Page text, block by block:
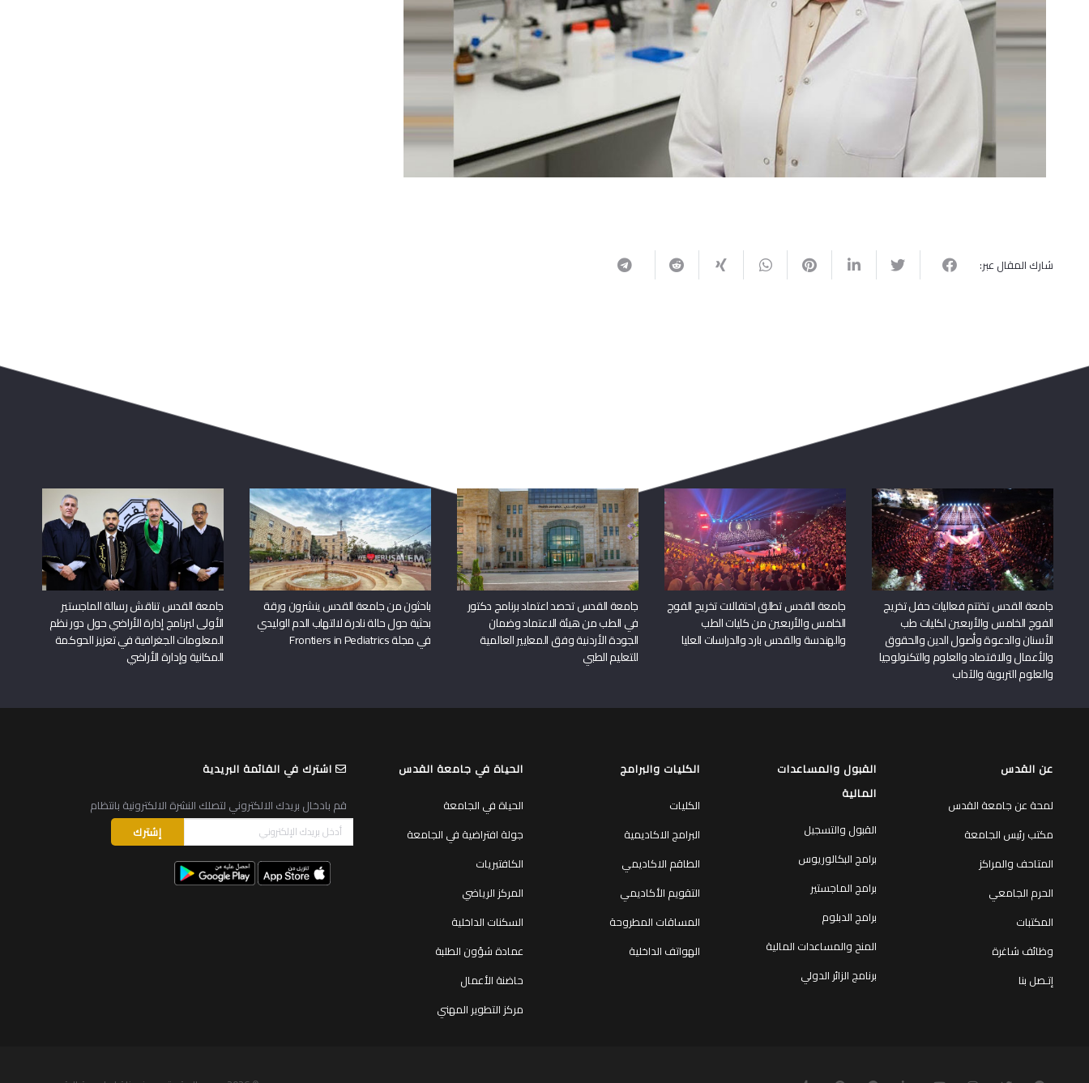
شارك المقال عبر:
جامعة القدس تختتم فعاليات حفل تخريج
الفوج الخامس والأربعين لكليات طب
الأسنان والدعوة وأصول الدين والحقوق
والأعمال والاقتصاد والعلوم والتكنولوجيا
والعلوم التربوية والآداب
جامعة القدس تطلق احتفالات تخريج الفوج
الخامس والأربعين من كليات الطب
والهندسة والقدس بارد والدراسات العليا
جامعة القدس تحصد اعتماد برنامج دكتور
في الطب من هيئة الاعتماد وضمان
الجودة الأردنية وفق المعايير العالمية
للتعليم الطبي
باحثون من جامعة القدس ينشرون ورقة
بحثية حول حالة نادرة لالتهاب الدم الوليدي
في مجلة Frontiers in Pediatrics
جامعة القدس تناقش رسالة الماجستير
الأولى لبرنامج إدارة الأراضي حول دور نظم
المعلومات الجغرافية في تعزيز الحوكمة
المكانية وإدارة الأراضي
عن القدس
لمحة عن جامعة القدس
مكتب رئيس الجامعة
المتاحف والمراكز
الحرم الجامعي
المكتبات
وظائف شاغرة
إتـصل بنا
القبول والمساعدات
المالية
القبول والتسجيل
برامج البكالوريوس
برامج الماجستير
برامج الدبلوم
المنح والمساعدات المالية
برنامج الزائر الدولي
الكليات والبرامج
الكليات
البرامج الاكاديمية
الطاقم الاكاديمي
التقويم الأكاديمي
المساقات المطروحة
الهواتف الداخلية
الحياة في جامعة القدس
الحياة في الجامعة
جولة افتراضية في الجامعة
الكافتيريات
المركز الرياضي
السكنات الداخلية
عمادة شؤون الطلبة
حاضنة الأعمال
مركز التطوير المهني
اشترك في القائمة البريدية
قم بادخال بريدك الالكتروني لتصلك النشرة الالكترونية بانتظام